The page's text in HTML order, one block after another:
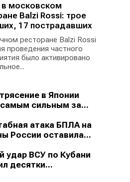
московском
Balzi Rossi: трое
17 пострадавших
ресторане Balzi Rossi
проведения частного
было активировано
в Японии
сильным за...
атака БПЛА на
России оставила...
удар ВСУ по Кубани
десятки...